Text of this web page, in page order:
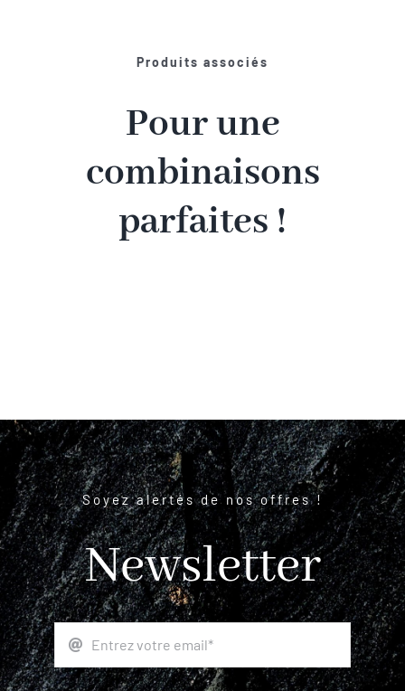
Produits associés
Pour une
combinaisons
parfaites !
Soyez alertés de nos offres !
Newsletter